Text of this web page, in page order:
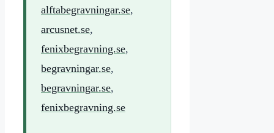
alftabegravningar.se,
arcusnet.se,
fenixbegravning.se,
begravningar.se,
begravningar.se,
fenixbegravning.se